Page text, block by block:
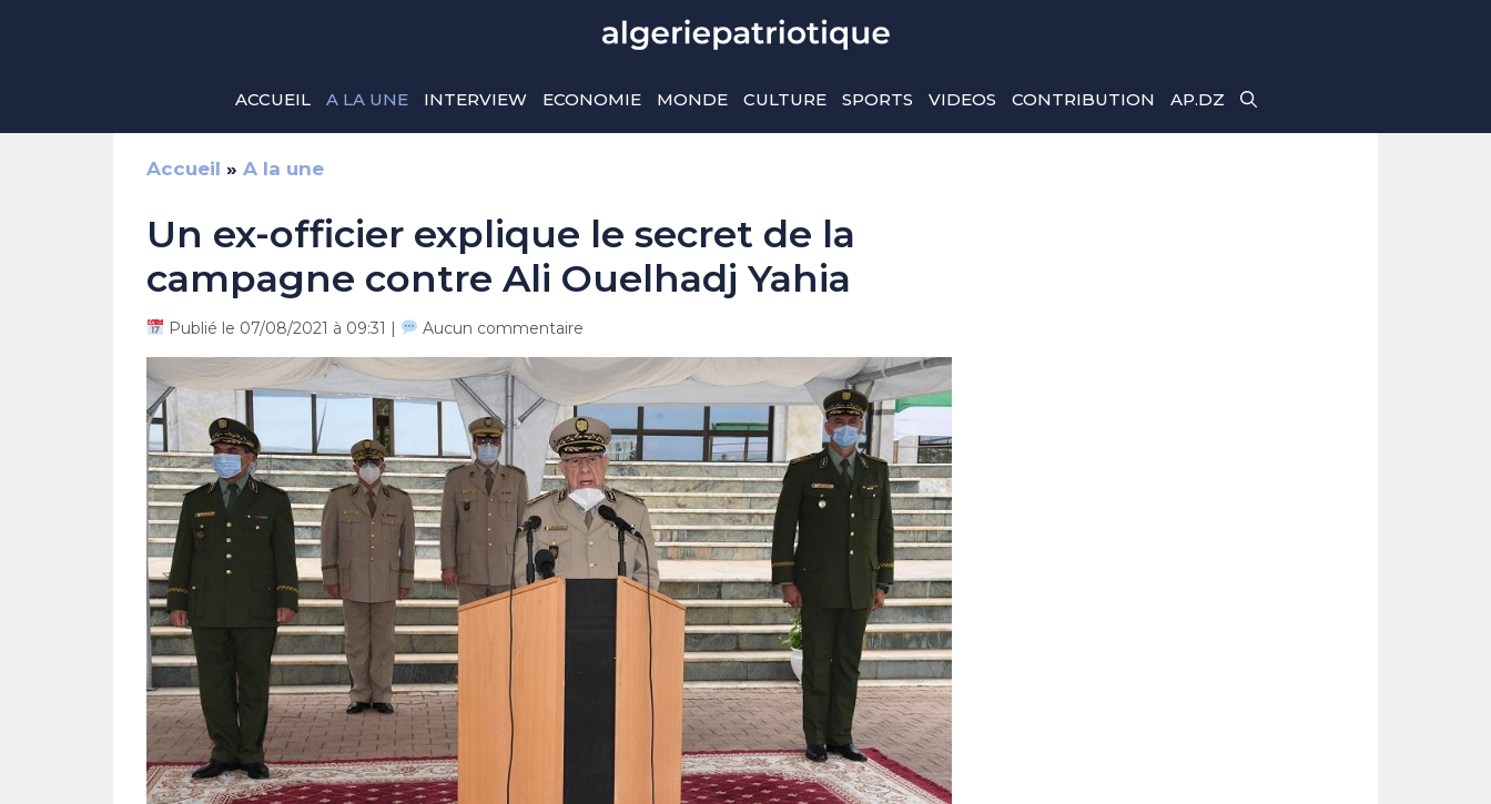
ACCUEIL A LA UNE INTERVIEW ECONOMIE MONDE CULTURE SPORTS VIDEOS CONTRIBUTION AP.DZ
Accueil » A la une
Un ex-officier explique le secret de la
campagne contre Ali Ouelhadj Yahia
Publié le 07/08/2021 à 09:31 | Aucun commentaire